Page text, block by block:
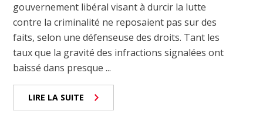
gouvernement libéral visant à durcir la lutte
contre la criminalité ne reposaient pas sur des
faits, selon une défenseuse des droits. Tant les
taux que la gravité des infractions signalées ont
baissé dans presque ...
LIRE LA SUITE